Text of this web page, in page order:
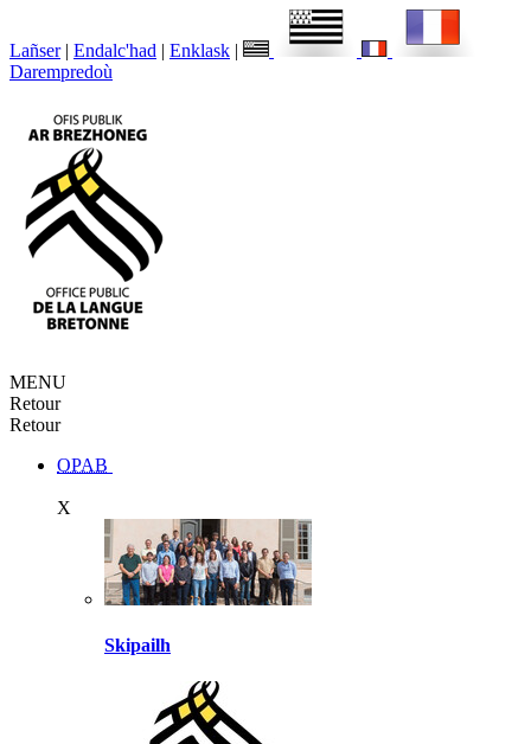
Lañser | Endalc'had | Enklask |
Darempredoù
MENU
Retour
Retour
OPAB
X
Skipailh